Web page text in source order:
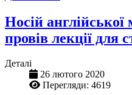
Носій
провів лекції для
Деталі
26 лютого 2020
Перегляди: 4619